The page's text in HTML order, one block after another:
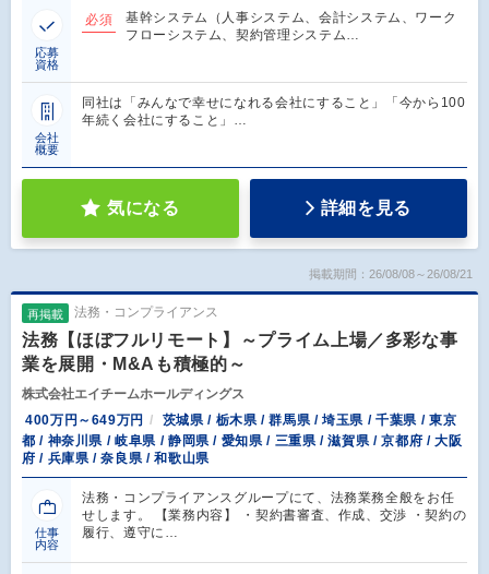
応募
資格
必須
基幹システム（人事システム、会計システム、ワーク
フローシステム、契約管理システム…
会社
概要
同社は「みんなで幸せになれる会社にすること」「今から100
年続く会社にすること」…
気になる 詳細を見る
掲載期間：26/08/08～26/08/21
再掲載 法務・コンプライアンス
法務【ほぼフルリモート】～プライム上場／多彩な事
業を展開・M&Aも積極的～
株式会社エイチームホールディングス
400万円～649万円
茨城県 / 栃木県 / 群馬県 / 埼玉県 / 千葉県 / 東京
都 / 神奈川県 / 岐阜県 / 静岡県 / 愛知県 / 三重県 / 滋賀県 / 京都府 / 大阪
府 / 兵庫県 / 奈良県 / 和歌山県
仕事
内容
法務・コンプライアンスグループにて、法務業務全般をお任
せします。 【業務内容】 ・契約書審査、作成、交渉 ・契約の
履行、遵守に…